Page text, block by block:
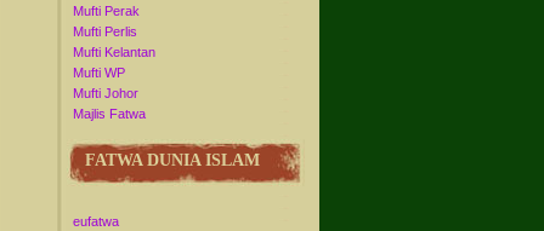
Mufti Perak
Mufti Perlis
Mufti Kelantan
Mufti WP
Mufti Johor
Majlis Fatwa
FATWA DUNIA ISLAM
eufatwa